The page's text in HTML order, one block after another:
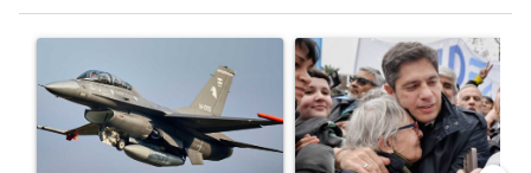
Un artículo de tendencia con el título "Los aviones F 16
Un artículo de tendencia con